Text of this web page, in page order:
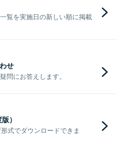
覧を実施日の新しい順に掲載
せ
問にお答えします。
）
式でダウンロードできま